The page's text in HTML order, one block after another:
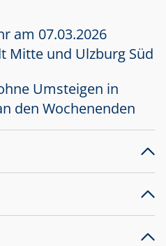
am 07.03.2026
Mitte und Ulzburg Süd
Umsteigen in
den Wochenenden
am
der Bahnstraße in